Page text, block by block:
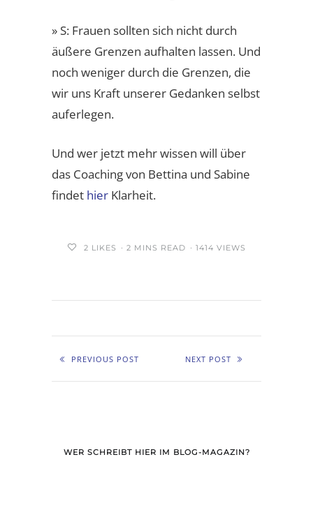
» S: Frauen sollten sich nicht durch
äußere Grenzen aufhalten lassen. Und
noch weniger durch die Grenzen, die
wir uns Kraft unserer Gedanken selbst
auferlegen.
Und wer jetzt mehr wissen will über
das Coaching von Bettina und Sabine
findet hier Klarheit.
2 LIKES 2 MINS READ 1414 VIEWS
PREVIOUS POST NEXT POST
WER SCHREIBT HIER IM BLOG-MAGAZIN?